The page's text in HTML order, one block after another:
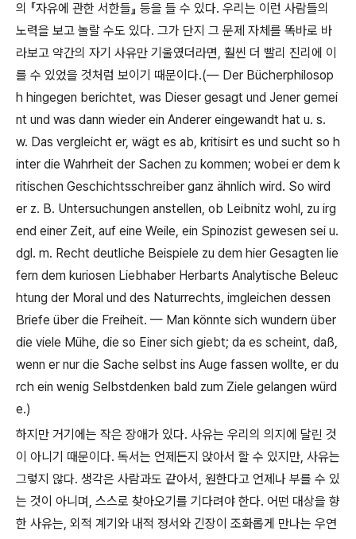
의 『자유에 관한 서한들』 등을 들 수 있다. 우리는 이런 사람들의
노력을 보고 놀랄 수도 있다. 그가 단지 그 문제 자체를 똑바로 바
라보고 약간의 자기 사유만 기울였더라면, 훨씬 더 빨리 진리에 이
를 수 있었을 것처럼 보이기 때문이다.(— Der Bücherphilosop
h hingegen berichtet, was Dieser gesagt und Jener gemei
nt und was dann wieder ein Anderer eingewandt hat u. s.
w. Das vergleicht er, wägt es ab, kritisirt es und sucht so h
inter die Wahrheit der Sachen zu kommen; wobei er dem k
ritischen Geschichtsschreiber ganz ähnlich wird. So wird
er z. B. Untersuchungen anstellen, ob Leibnitz wohl, zu irg
end einer Zeit, auf eine Weile, ein Spinozist gewesen sei u.
dgl. m. Recht deutliche Beispiele zu dem hier Gesagten lie
fern dem kuriosen Liebhaber Herbarts Analytische Beleuc
htung der Moral und des Naturrechts, imgleichen dessen
Briefe über die Freiheit. — Man könnte sich wundern über
die viele Mühe, die so Einer sich giebt; da es scheint, daß,
wenn er nur die Sache selbst ins Auge fassen wollte, er du
rch ein wenig Selbstdenken bald zum Ziele gelangen würd
e.)
하지만 거기에는 작은 장애가 있다. 사유는 우리의 의지에 달린 것
이 아니기 때문이다. 독서는 언제든지 앉아서 할 수 있지만, 사유는
그렇지 않다. 생각은 사람과도 같아서, 원한다고 언제나 부를 수 있
는 것이 아니며, 스스로 찾아오기를 기다려야 한다. 어떤 대상을 향
한 사유는, 외적 계기와 내적 정서와 긴장이 조화롭게 만나는 우연